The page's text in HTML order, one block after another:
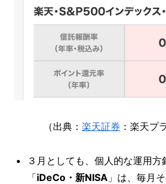
（出典： 楽天証券 ：楽天プ
３月としても、個人的な運用方
「iDeCo・新NISA 」は、毎月